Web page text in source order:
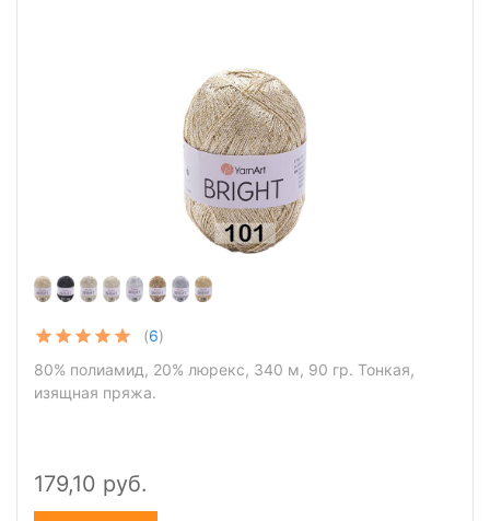
(6)
80% полиамид, 20% люрекс, 340 м, 90 гр. Тонкая,
изящная пряжа.
179,10 руб.